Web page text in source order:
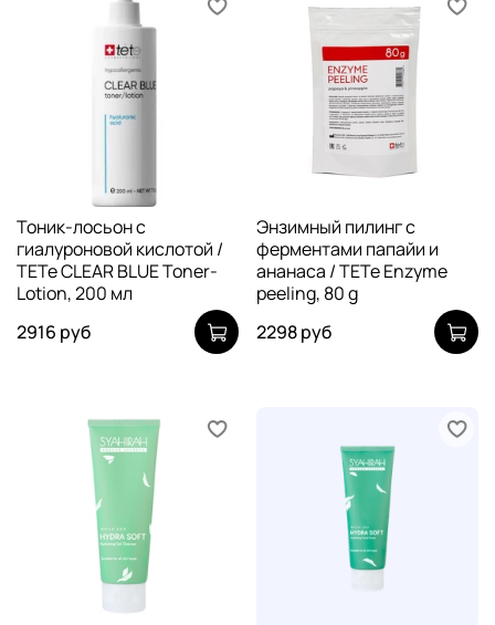
Тоник-лосьон с
гиалуроновой кислотой /
TETe CLEAR BLUE Toner-
Lotion, 200 мл
2916 руб
Энзимный пилинг с
ферментами папайи и
ананаса / TETe Enzyme
peeling, 80 g
2298 руб